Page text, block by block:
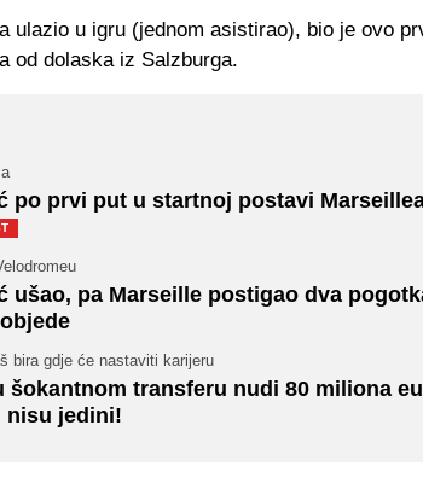
ulazio u igru (jednom asistirao), bio je ovo
od dolaska iz Salzburga.
po prvi put u startnoj postavi
ušao, pa Marseille postigao dva
bira gdje će nastaviti karijeru
šokantnom transferu nudi 80 miliona
nisu jedini!